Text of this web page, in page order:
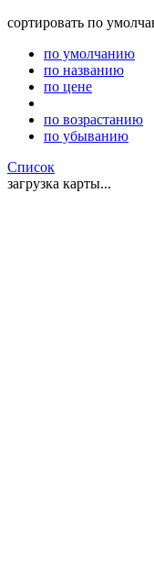
сортировать по
по умолчанию
по названию
по цене
по возрастанию
по убыванию
Список
загрузка карты...